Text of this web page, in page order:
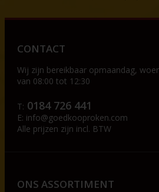
CONTACT
Wij zijn bereikbaar opmaandag,
van 08:00 tot 12:30
T: 0184 726 441
E: info@goedkooproken.com
Alle prijzen zijn incl. BTW
ONS ASSORTIMENT